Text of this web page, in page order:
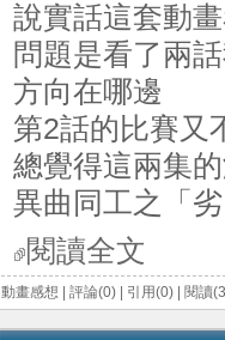
說實話這套動
問題是看了兩
方向在哪邊
第2話的比賽又
總覺得這兩集
異曲同工之「
閱讀全文
動畫感想 評論(0) 引用(0) 閱讀